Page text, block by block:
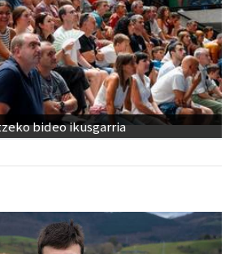
bideo ikusgarria